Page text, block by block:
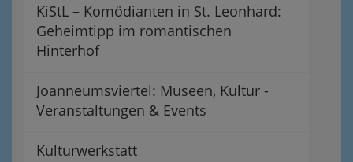
KiStL – Komödianten in St. Leonhard:
Geheimtipp im romantischen
Hinterhof
Joanneumsviertel: Museen, Kultur -
Veranstaltungen & Events
Kulturwerkstatt